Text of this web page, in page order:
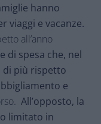
hanno
viaggi e vacanze.
all’anno
di spesa che, nel
di più rispetto
e
All’opposto, la
limitato in